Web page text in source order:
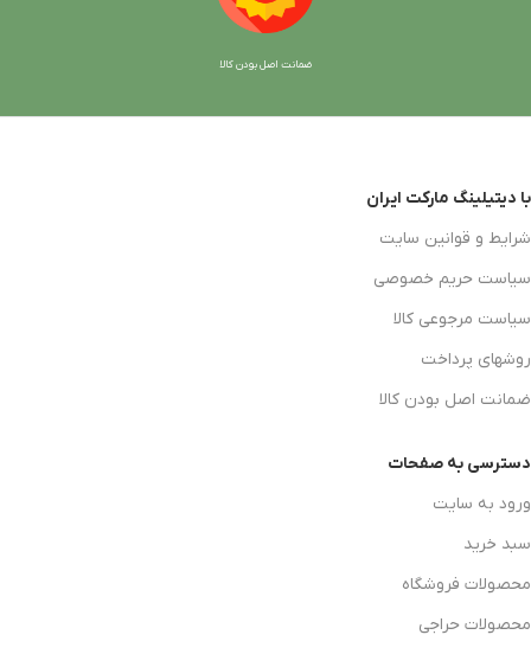
ضمانت اصل بودن کالا
با دیتیلینگ مارکت ایران
شرایط و قوانین سایت
سیاست حریم خصوصی
سیاست مرجوعی کالا
روشهای پرداخت
ضمانت اصل بودن کالا
دسترسی به صفحات
ورود به سایت
سبد خرید
محصولات فروشگاه
محصولات حراجی